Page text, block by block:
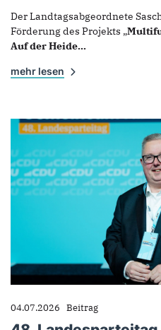
Der Landtagsabgeordnete
Förderung des Projekts „
Auf der Heide...
mehr lesen
04.07.2026 Beitrag